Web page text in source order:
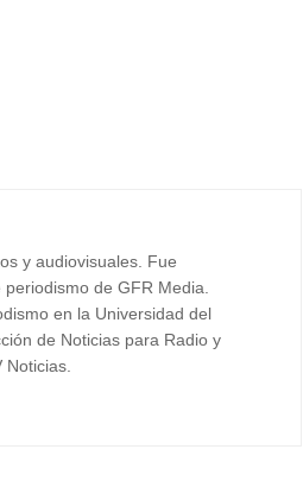
y audiovisuales. Fue
de GFR Media.
en la Universidad del
de Noticias para Radio y